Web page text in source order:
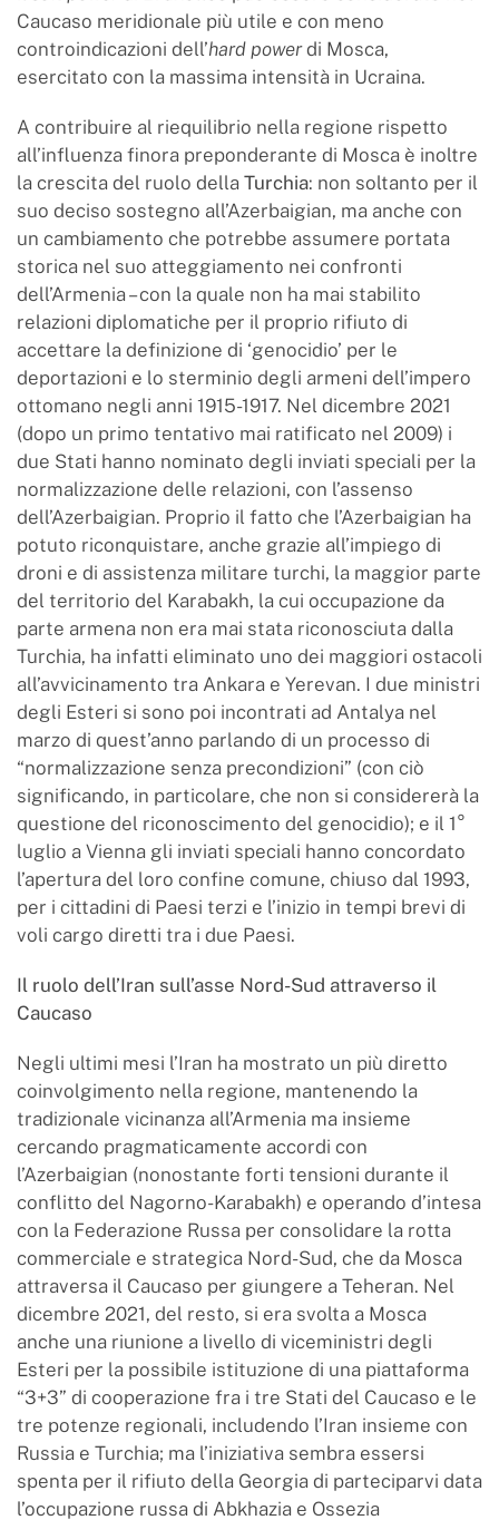
Caucaso meridionale più utile e con meno
controindicazioni dell’hard powerdi Mosca,
esercitato con la massima intensità in Ucraina.
A contribuire al riequilibrio nella regione rispetto
all’influenza finora preponderante di Mosca è inoltre
la crescita del ruolo della Turchia: non soltanto per il
suo deciso sostegno all’Azerbaigian, ma anche con
un cambiamento che potrebbe assumere portata
storica nel suo atteggiamento nei confronti
dell’Armenia – con la quale non ha mai stabilito
relazioni diplomatiche per il proprio rifiuto di
accettare la definizione di ‘genocidio’ per le
deportazioni e lo sterminio degli armeni dell’impero
ottomano negli anni 1915-1917. Nel dicembre 2021
(dopo un primo tentativo mai ratificato nel 2009) i
due Stati hanno nominato degli inviati speciali per la
normalizzazione delle relazioni, con l’assenso
dell’Azerbaigian. Proprio il fatto che l’Azerbaigian ha
potuto riconquistare, anche grazie all’impiego di
droni e di assistenza militare turchi, la maggior parte
del territorio del Karabakh, la cui occupazione da
parte armena non era mai stata riconosciuta dalla
Turchia, ha infatti eliminato uno dei maggiori ostacoli
all’avvicinamento tra Ankara e Yerevan. I due ministri
degli Esteri si sono poi incontrati ad Antalya nel
marzo di quest’anno parlando di un processo di
“normalizzazione senza precondizioni” (con ciò
significando, in particolare, che non si considererà la
questione del riconoscimento del genocidio); e il 1°
luglio a Vienna gli inviati speciali hanno concordato
l’apertura del loro confine comune, chiuso dal 1993,
per i cittadini di Paesi terzi e l’inizio in tempi brevi di
voli cargo diretti tra i due Paesi.
Il ruolo dell’Iran sull’asse Nord-Sud attraverso il
Caucaso
Negli ultimi mesi l’Iran ha mostrato un più diretto
coinvolgimento nella regione, mantenendo la
tradizionale vicinanza all’Armenia ma insieme
cercando pragmaticamente accordi con
l’Azerbaigian (nonostante forti tensioni durante il
conflitto del Nagorno-Karabakh) e operando d’intesa
con la Federazione Russa per consolidare la rotta
commerciale e strategica Nord-Sud, che da Mosca
attraversa il Caucaso per giungere a Teheran. Nel
dicembre 2021, del resto, si era svolta a Mosca
anche una riunione a livello di viceministri degli
Esteri per la possibile istituzione di una piattaforma
“3+3” di cooperazione fra i tre Stati del Caucaso e le
tre potenze regionali, includendo l’Iran insieme con
Russia e Turchia; ma l’iniziativa sembra essersi
spenta per il rifiuto della Georgia di parteciparvi data
l’occupazione russa di Abkhazia e Ossezia